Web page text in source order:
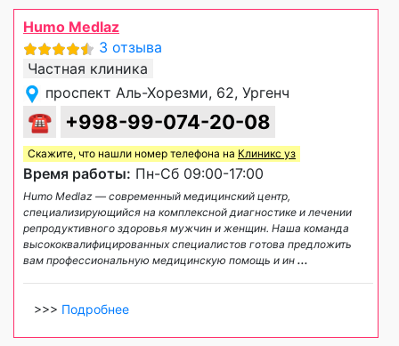
Humo Medlaz
3 отзыва
Частная клиника
проспект Аль-Хорезми, 62, Ургенч
☎ +998-99-074-20-08
Скажите, что нашли номер телефона на Клиникс уз
Время работы: Пн-Сб 09:00-17:00
Humo Medlaz — современный медицинский центр,
специализирующийся на комплексной диагностике и лечении
репродуктивного здоровья мужчин и женщин. Наша команда
высококвалифицированных специалистов готова предложить
вам профессиональную медицинскую помощь и ин ...
>>> Подробнее